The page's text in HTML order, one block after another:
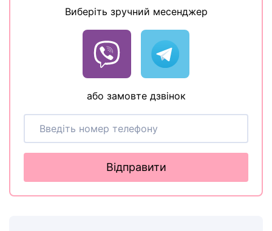
Виберіть зручний месенджер
або замовте дзвінок
Відправити